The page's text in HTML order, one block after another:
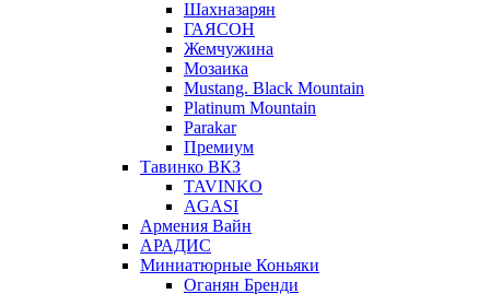
Шахназарян
ГАЯСОН
Жемчужина
Мозаика
Mustang. Black Mountain
Platinum Mountain
Parakar
Премиум
Тавинко ВКЗ
TAVINKO
AGASI
Армения Вайн
АРАДИС
Миниатюрные Коньяки
Оганян Бренди